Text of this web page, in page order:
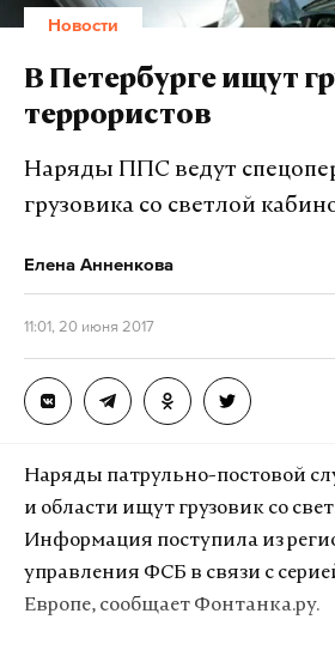
Новости
В Петербурге ищут
террористов
Наряды ППС ведут
грузовика со светлой
Елена Анненкова
11:01, 20 июня 2017
Наряды патрульно-постовой
и области ищут грузовик со
Информация поступила из
управления ФСБ в связи с
Европе, сообщает Фонтанка.ру.